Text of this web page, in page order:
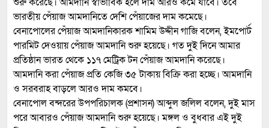
ভারতীয় পেঁয়াজ আমদানিতে দেশি পেঁয়াজের দাম কমেছে।
বেনাপোলের পেঁয়াজ আমদানিকারক শামিম উদ্দীন গাজি বলেন, ইমপোর্ট
পারমিট দেওয়ায় পেঁয়াজ আমদানি শুরু হয়েছে। গত দুই দিনে আমার
প্রতিষ্ঠান ভারত থেকে ১১৭ মেট্রিক টন পেঁয়াজ আমদানি করেছে।
আমদানি করা পেঁয়াজ প্রতি কেজি ৩৫ টাকায় বিক্রি করা হচ্ছে। আমদানি
ও সরবরাহ বাড়লে আরও দাম কমবে।
বেনাপোল বন্দরের উপপরিচালক (প্রশাসন) আব্দুল জলিল বলেন, দুই মাস
পরে আবারও পেঁয়াজ আমদানি শুরু হয়েছে। মঙ্গল ও বুধবার এই দুই